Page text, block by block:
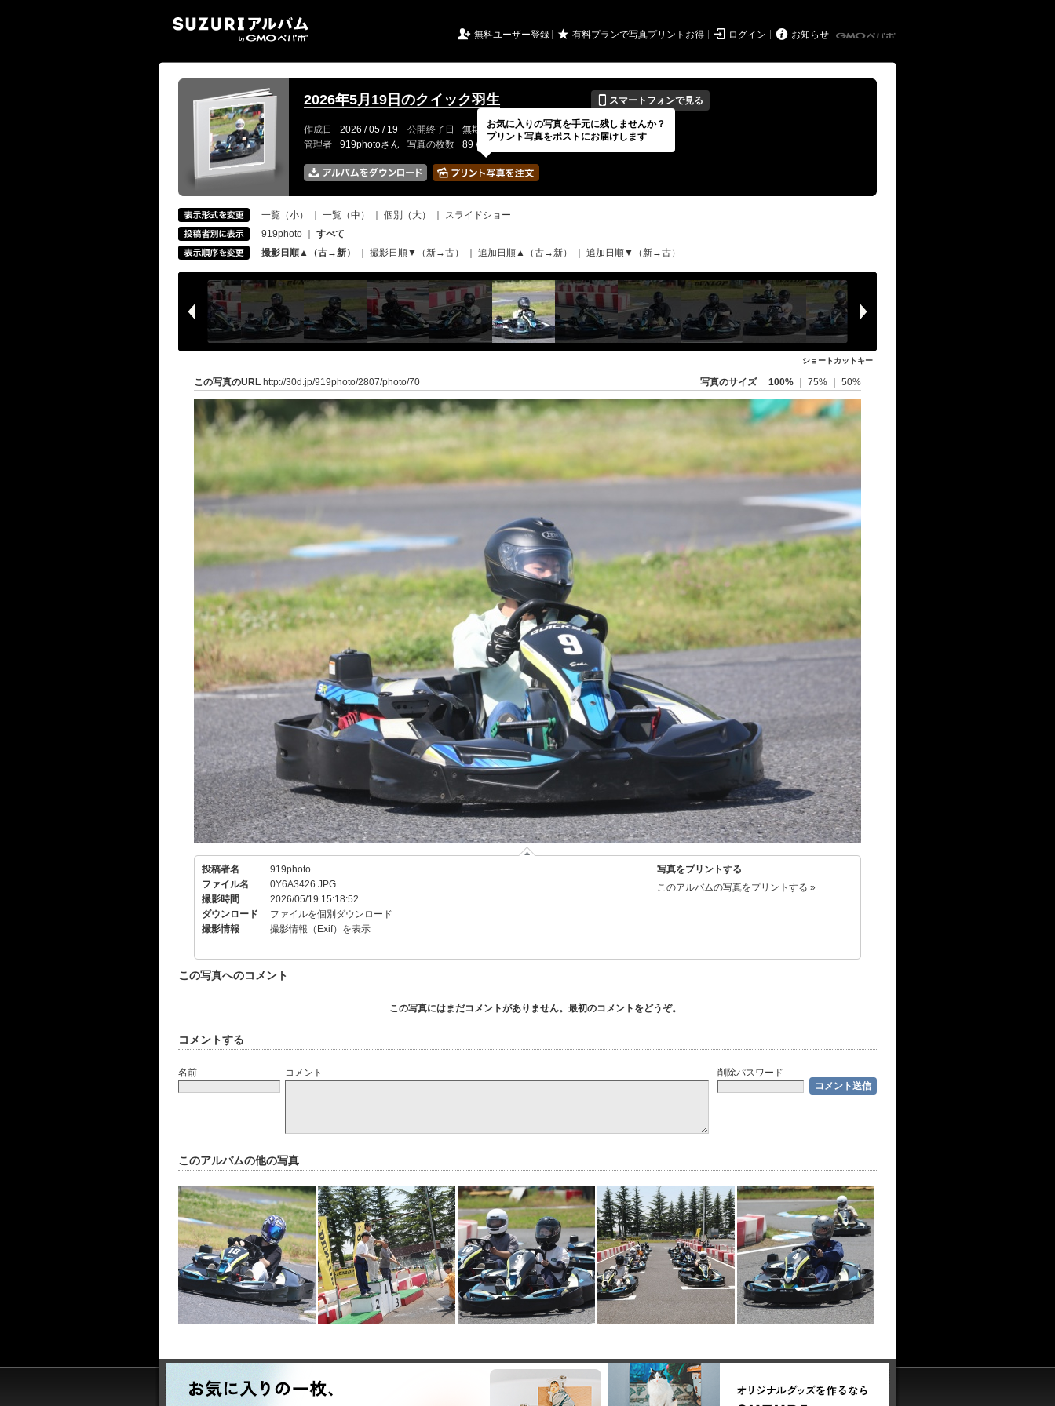
 無料ユーザー登録 ★ 有料プランで写真プリントお得  ログイン  お知らせ
2026年5月19日のクイック羽生 📱 スマートフォンで見る
作成日 2026 / 05 / 19 公開終了日 無期限 イベントの期間
---
管理者
919photoさん 写真の枚数 89 / 2000枚
一覧（小） 一覧（中） 個別（大）
スライドショー
919photo
すべて
撮影日順▲（古→新）
撮影日順▼（新→古） 追加日順▲（古→新） 追加日順▼（新→古）
ショートカットキー
この写真のURL http://30d.jp/919photo/2807/photo/70 写真のサイズ 100% 75% 50%
投稿者名
919photo
ファイル名
0Y6A3426.JPG
撮影時間
2026/05/19 15:18:52
ダウンロード
ファイルを個別ダウンロード
撮影情報
撮影情報（Exif）を表示
写真をプリントする
このアルバムの写真をプリントする »
この写真へのコメント
この写真にはまだコメントがありません。最初のコメントをどうぞ。
コメントする
名前 コメント 削除パスワード
このアルバムの他の写真
お気に入りの写真を手元に残しませんか？
プリント写真をポストにお届けします